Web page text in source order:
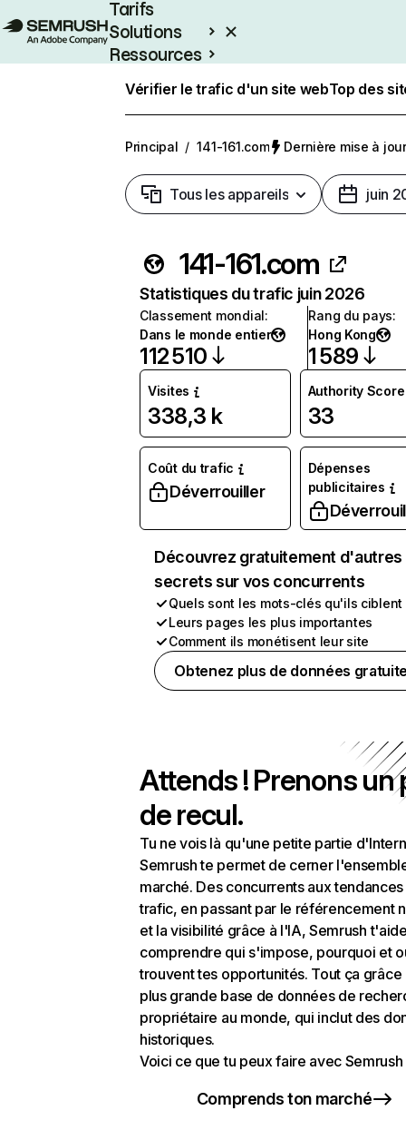
Tarifs
Solutions
Ressources
Vérifier le trafic d'un site webTop des
Principal / 141-161.com Dernière mise à
Tous les appareils juin
141-161.com
Statistiques du trafic juin 2026
Classement mondial:
Dans le monde entier
112 510
Rang du pays:
Hong Kong
1 589
Visites
338,3 k
Authority Score
33
Coût du trafic
Déverrouiller
Dépenses
publicitaires
Découvrez gratuitement d'autres
secrets sur vos concurrents
Quels sont les mots-clés qu'ils ciblent
Leurs pages les plus importantes
Comment ils monétisent leur site
Obtenez plus de données
Attends ! Prenons un
de recul.
Tu ne vois là qu'une petite partie
Semrush te permet de cerner
marché. Des concurrents aux
trafic, en passant par le référencement
et la visibilité grâce à l'IA, Semrush
comprendre qui s'impose, pourquoi et
trouvent tes opportunités. Tout ça grâce
plus grande base de données de
propriétaire au monde, qui inclut des
historiques.
Voici ce que tu peux faire avec Semrush
Comprends ton marché